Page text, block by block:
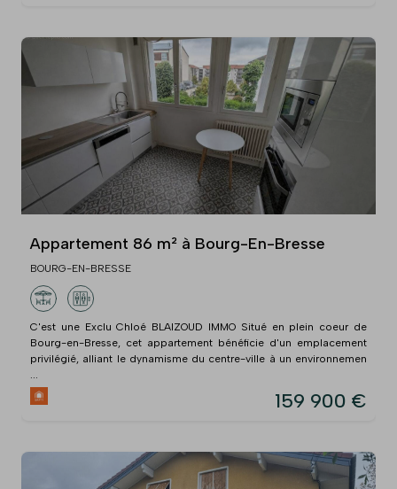
Appartement 86 m² à Bourg-En-Bresse
BOURG-EN-BRESSE
C'est une Exclu Chloé BLAIZOUD IMMO Situé en plein coeur de
Bourg-en-Bresse, cet appartement bénéficie d'un emplacement
privilégié, alliant le dynamisme du centre-ville à un environnemen
...
159 900 €